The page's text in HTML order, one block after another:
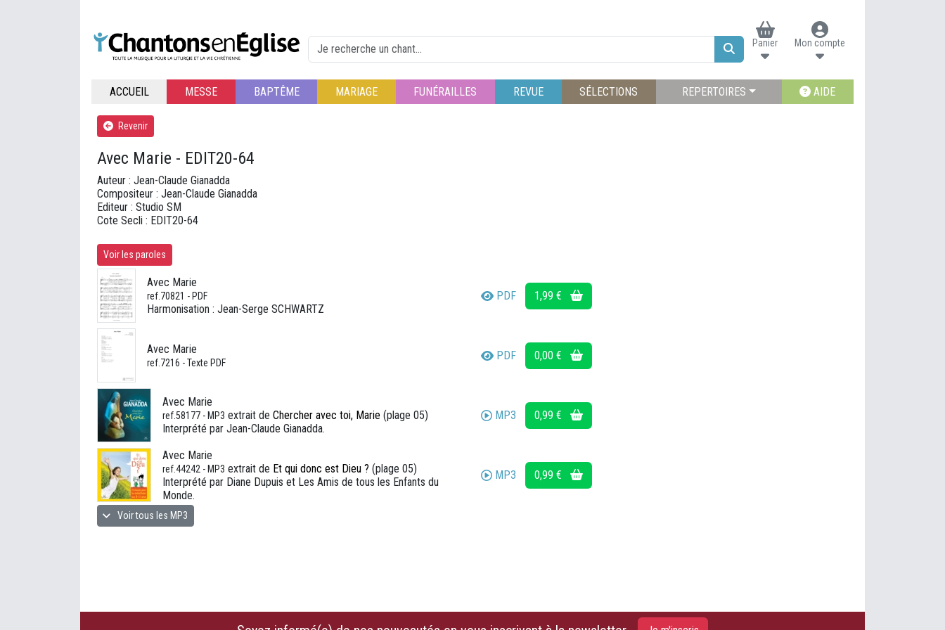
Panier Mon compte
ACCUEIL MESSE BAPTÊME MARIAGE FUNÉRAILLES REVUE SÉLECTIONS REPERTOIRES AIDE
Revenir
Avec Marie - EDIT20-64
Auteur : Jean-Claude Gianadda
Compositeur : Jean-Claude Gianadda
Editeur : Studio SM
Cote Secli : EDIT20-64
Voir les paroles
Avec Marie
ref.70821 - PDF
Harmonisation : Jean-Serge SCHWARTZ
PDF 1,99 €
Avec Marie
ref.7216 - Texte PDF
PDF 0,00 €
Avec Marie
ref.58177 - MP3 extrait de Chercher avec toi, Marie (plage 05)
Interprété par Jean-Claude Gianadda.
MP3 0,99 €
Avec Marie
ref.44242 - MP3 extrait de Et qui donc est Dieu ? (plage 05)
Interprété par Diane Dupuis et Les Amis de tous les Enfants du
Monde.
MP3 0,99 €
Voir tous les MP3